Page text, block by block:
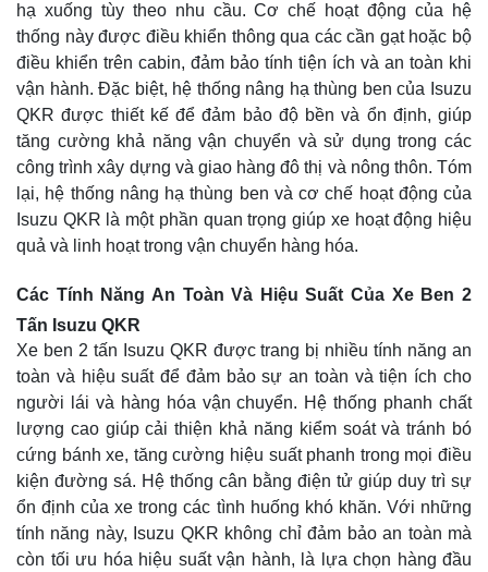
hạ xuống tùy theo nhu cầu. Cơ chế hoạt động của hệ
thống này được điều khiển thông qua các cần gạt hoặc bộ
điều khiển trên cabin, đảm bảo tính tiện ích và an toàn khi
vận hành. Đặc biệt, hệ thống nâng hạ thùng ben của Isuzu
QKR được thiết kế để đảm bảo độ bền và ổn định, giúp
tăng cường khả năng vận chuyển và sử dụng trong các
công trình xây dựng và giao hàng đô thị và nông thôn. Tóm
lại, hệ thống nâng hạ thùng ben và cơ chế hoạt động của
Isuzu QKR là một phần quan trọng giúp xe hoạt động hiệu
quả và linh hoạt trong vận chuyển hàng hóa.
Các Tính Năng An Toàn Và Hiệu Suất Của Xe Ben 2
Tấn Isuzu QKR
Xe ben 2 tấn Isuzu QKR được trang bị nhiều tính năng an
toàn và hiệu suất để đảm bảo sự an toàn và tiện ích cho
người lái và hàng hóa vận chuyển. Hệ thống phanh chất
lượng cao giúp cải thiện khả năng kiểm soát và tránh bó
cứng bánh xe, tăng cường hiệu suất phanh trong mọi điều
kiện đường sá. Hệ thống cân bằng điện tử giúp duy trì sự
ổn định của xe trong các tình huống khó khăn. Với những
tính năng này, Isuzu QKR không chỉ đảm bảo an toàn mà
còn tối ưu hóa hiệu suất vận hành, là lựa chọn hàng đầu